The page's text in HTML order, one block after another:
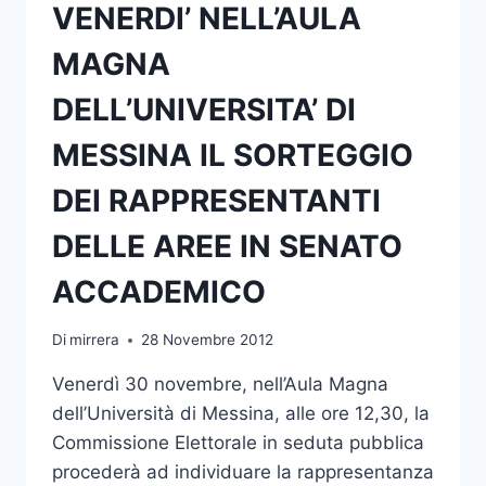
VENERDI’ NELL’AULA
MAGNA
DELL’UNIVERSITA’ DI
MESSINA IL SORTEGGIO
DEI RAPPRESENTANTI
DELLE AREE IN SENATO
ACCADEMICO
Di mirrera 28 Novembre 2012
Venerdì 30 novembre, nell’Aula Magna
dell’Università di Messina, alle ore 12,30, la
Commissione Elettorale in seduta pubblica
procederà ad individuare la rappresentanza